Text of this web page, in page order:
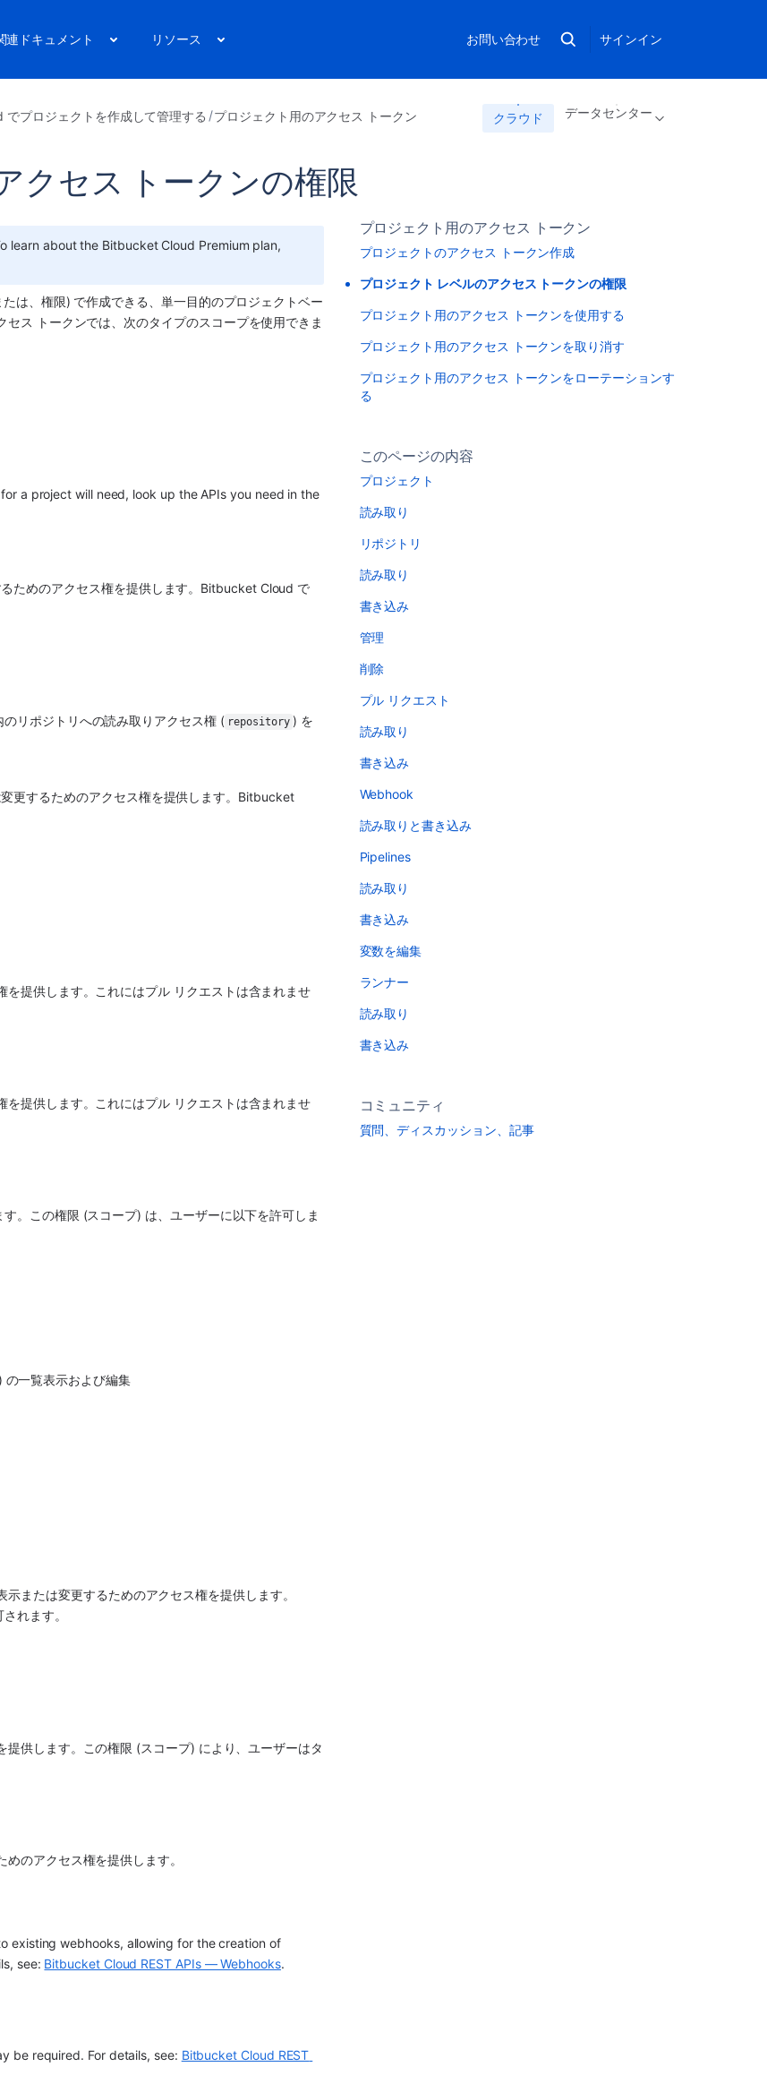
連ドキュメント リソース お問い合わせ サインイン
プロジェクトを作成して管理する プロジェクト用のアクセス トークン クラウド データセンター
クセス トークンの権限
learn about the Bitbucket Cloud Premium plan,
は、権限) で作成できる、単一目的のプロジェクトベー
ス トークンでは、次のタイプのスコープを使用できま
ためのアクセス権を提供します。Bitbucket Cloud で
リポジトリへの読み取りアクセス権 ( repository ) を
更するためのアクセス権を提供します。Bitbucket
提供します。これにはプル リクエストは含まれませ
提供します。これにはプル リクエストは含まれませ
。この権限 (スコープ) は、ユーザーに以下を許可しま
の一覧表示および編集
または変更するためのアクセス権を提供します。
れます。
供します。この権限 (スコープ) により、ユーザーはタ
のアクセス権を提供します。
existing webhooks, allowing for the creation of
see: Bitbucket Cloud REST APIs — Webhooks.
be required. For details, see: Bitbucket Cloud REST
プロジェクト用のアクセス トークン
プロジェクトのアクセス トークン作成
プロジェクト レベルのアクセス トークンの権限
プロジェクト用のアクセス トークンを使用する
プロジェクト用のアクセス トークンを取り消す
プロジェクト用のアクセス トークンをローテーションす
る
このページの内容
プロジェクト
読み取り
リポジトリ
読み取り
書き込み
管理
削除
プル リクエスト
読み取り
書き込み
Webhook
読み取りと書き込み
Pipelines
読み取り
書き込み
変数を編集
ランナー
読み取り
書き込み
コミュニティ
質問、ディスカッション、記事